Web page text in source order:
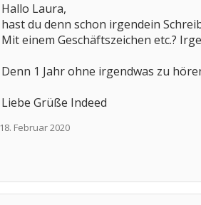
Hallo Laura,
hast du denn schon irgendein
Mit einem Geschäftszeichen etc.?
Denn 1 Jahr ohne irgendwas zu
Liebe Grüße Indeed
18. Februar 2020